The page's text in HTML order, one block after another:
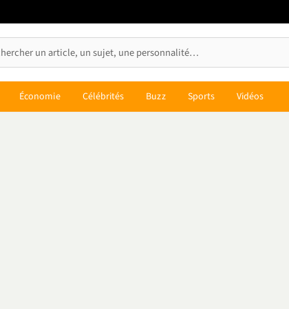
Économie Célébrités Buzz Sports Vidéos